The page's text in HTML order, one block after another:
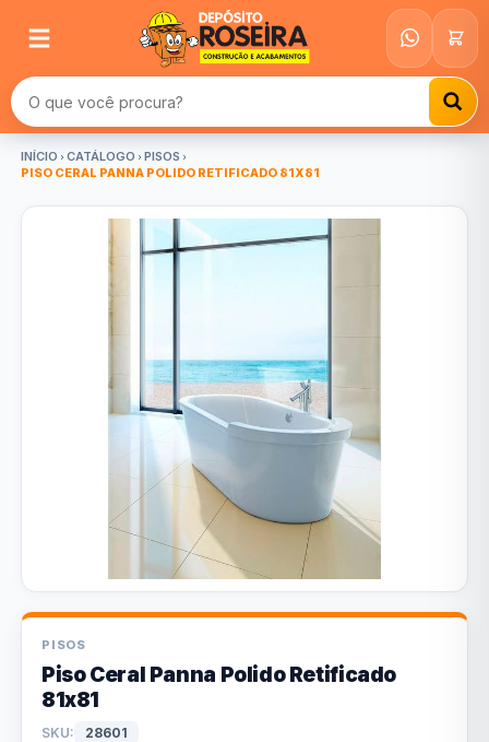
Buscar produtos
INÍCIO CATÁLOGO
PISOS
PISO CERAL PANNA POLIDO RETIFICADO 81X81
PISOS
Piso Ceral Panna Polido Retificado
81x81
SKU: 28601